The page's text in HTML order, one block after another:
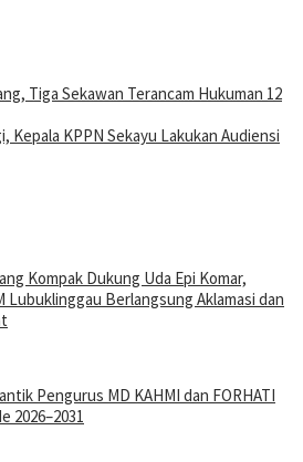
Tiga Sekawan Terancam Hukuman 12
Kepala KPPN Sekayu Lakukan Audiensi
Kompak Dukung Uda Epi Komar,
Lubuklinggau Berlangsung Aklamasi dan
Pengurus MD KAHMI dan FORHATI
2026–2031